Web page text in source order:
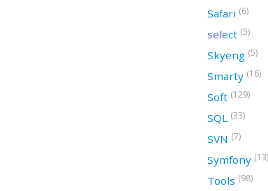
Safari (6)
select (5)
Skyeng (5)
Smarty (16)
Soft (129)
SQL (33)
SVN (7)
Symfony (13)
Tools (98)